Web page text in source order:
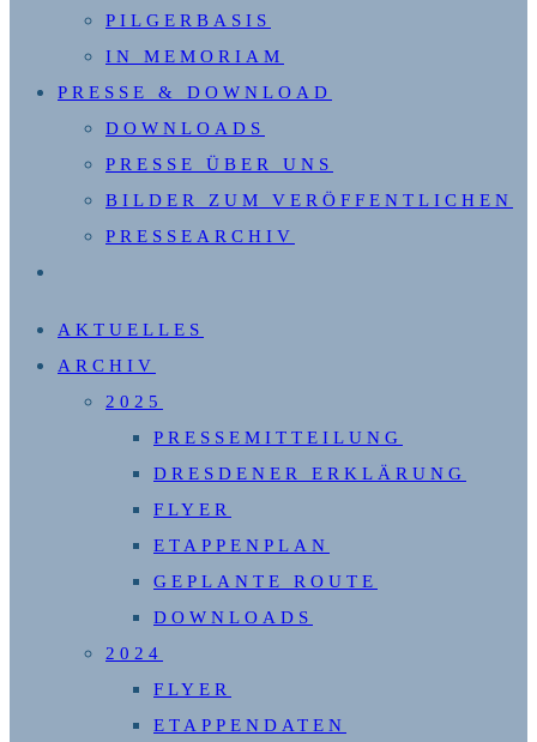
PILGERBASIS
IN MEMORIAM
PRESSE & DOWNLOAD
DOWNLOADS
PRESSE ÜBER UNS
BILDER ZUM VERÖFFENTLICHEN
PRESSEARCHIV
UMSCHALTEN
AKTUELLES
ARCHIV
2025
PRESSEMITTEILUNG
DRESDENER ERKLÄRUNG
FLYER
ETAPPENPLAN
GEPLANTE ROUTE
DOWNLOADS
2024
FLYER
ETAPPENDATEN